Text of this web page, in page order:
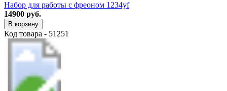
Набор для работы с фреоном 1234yf
14900 руб.
В корзину
Код товара - 51251